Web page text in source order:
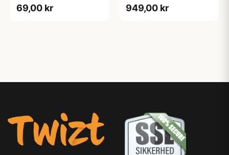
69,00 kr 949,00 kr